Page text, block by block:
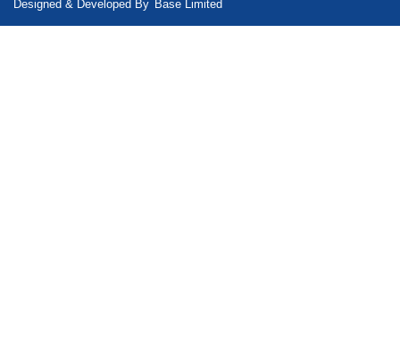
Designed & Developed By Base Limited